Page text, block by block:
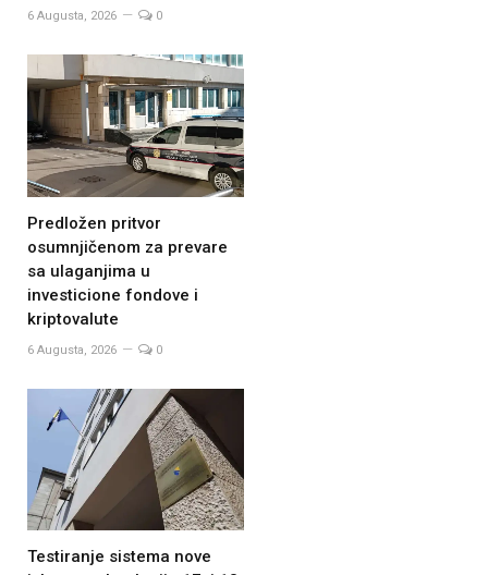
6 Augusta, 2026 0
Predložen pritvor
osumnjičenom za prevare
sa ulaganjima u
investicione fondove i
kriptovalute
6 Augusta, 2026 0
Testiranje sistema nove